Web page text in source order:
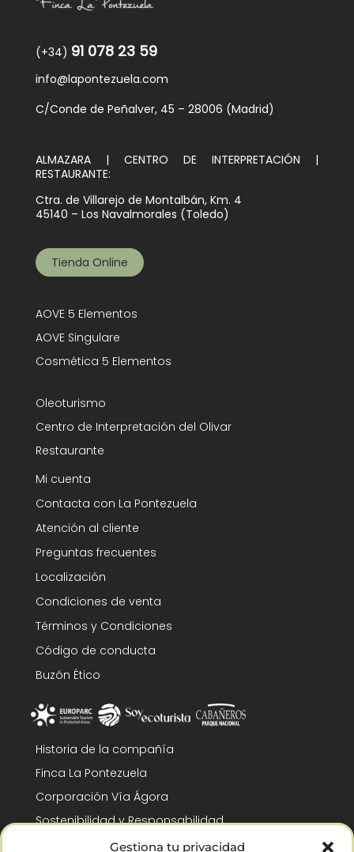
Gestiona tu privacidad
(+34) 91 078 23 59
info@lapontezuela.com
C/Conde de Peñalver, 45 – 28006 (Madrid)
ALMAZARA | CENTRO DE INTERPRETACIÓN |
RESTAURANTE:
Ctra. de Villarejo de Montalbán, Km. 4
45140 – Los Navalmorales (Toledo)
Tienda Online
AOVE 5 Elementos
AOVE Singulare
Cosmética 5 Elementos
Oleoturismo
Centro de Interpretación del Olivar
Restaurante
Mi cuenta
Contacta con La Pontezuela
Atención al cliente
Preguntas frecuentes
Localización
Condiciones de venta
Términos y Condiciones
Código de conducta
Buzón Ético
Historia de la compañía
Finca La Pontezuela
Corporación Vía Ágora
Sostenibilidad y Responsabilidad
RSC y Fundación Gómez-Pintado